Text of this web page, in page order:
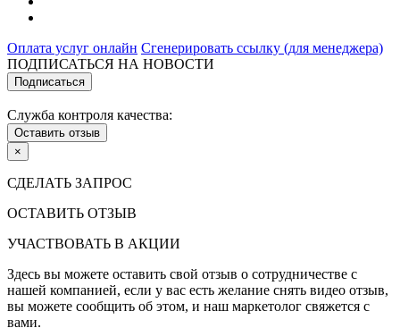
Оплата услуг онлайн Сгенерировать ссылку (для менеджера)
ПОДПИСАТЬСЯ НА НОВОСТИ
Подписаться
Служба контроля качества:
Оставить отзыв
×
СДЕЛАТЬ ЗАПРОС
ОСТАВИТЬ ОТЗЫВ
УЧАСТВОВАТЬ В АКЦИИ
Здесь вы можете оставить свой отзыв о сотрудничестве с
нашей компанией, если у вас есть желание снять видео отзыв,
вы можете сообщить об этом, и наш маркетолог свяжется с
вами.